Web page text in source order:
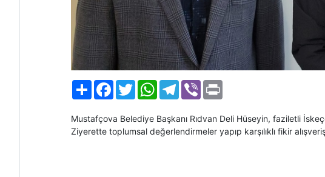
PaylaşFacebook
TwitterWhatsAppTelegram
Viber
Mustafçova Belediye Başkanı Rıdvan Deli Hüseyin, faziletli
Ziyerette toplumsal değerlendirmeler yapıp karşılıklı fikir